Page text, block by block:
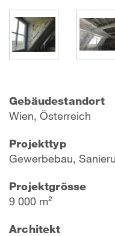
Gebäudestandort
Wien, Österreich
Projekttyp
Gewerbebau,
Projektgrösse
9 000 m²
Architekt